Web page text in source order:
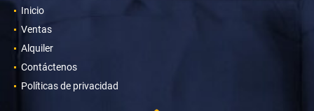
Inicio
Ventas
Alquiler
Contáctenos
Políticas de privacidad